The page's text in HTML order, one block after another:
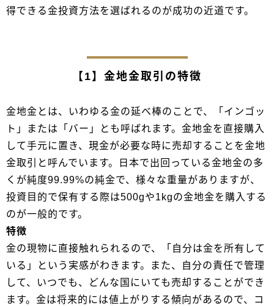
得できる金投資方法を選ばれるのが成功の近道です。
【1】金地金取引の特徴
金地金とは、いわゆる金の延べ棒のことで、「インゴッ
ト」または「バー」とも呼ばれます。金地金を直接購入
して手元に置き、現金が必要な時に売却することを金地
金取引と呼んでいます。日本で出回っている金地金の多
くが純度99.99%の純金で、様々な重量がありますが、
投資目的で保有する際は500gや1kgの金地金を購入する
のが一般的です。
特徴
金の現物に直接触れられるので、「自分は金を所有して
いる」という実感がわきます。また、自分の責任で管理
して、いつでも、どんな国にいても売却することができ
ます。金は将来的には値上がりする傾向があるので、コ